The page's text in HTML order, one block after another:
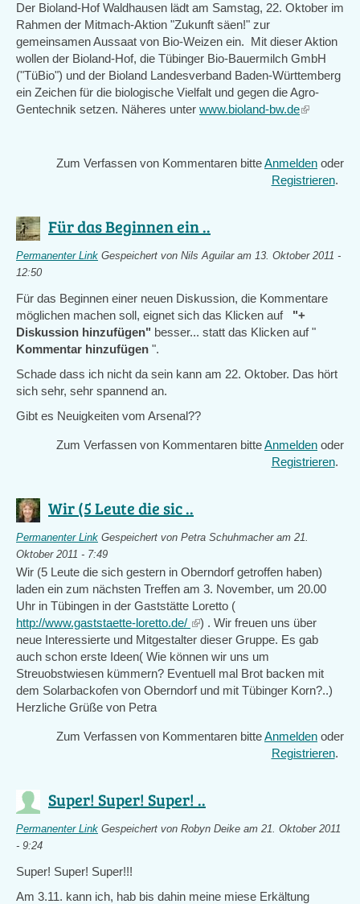
Der Bioland-Hof Waldhausen lädt am Samstag, 22. Oktober im
Rahmen der Mitmach-Aktion "Zukunft säen!" zur
gemeinsamen Aussaat von Bio-Weizen ein. Mit dieser Aktion
wollen der Bioland-Hof, die Tübinger Bio-Bauermilch GmbH
("TüBio") und der Bioland Landesverband Baden-Württemberg
ein Zeichen für die biologische Vielfalt und gegen die Agro-
Gentechnik setzen. Näheres unter www.bioland-bw.de(link
Zum Verfassen von Kommentaren bitteAnmelden oder
Registrieren.
Für das Beginnen ein ..
Permanenter Link Gespeichert von Nils Aguilaram 13. Oktober 2011 -
12:50
Für das Beginnen einer neuen Diskussion, die Kommentare
möglichen machen soll, eignet sich das Klicken auf "+
Diskussion hinzufügen" besser... statt das Klicken auf "
Kommentar hinzufügen ".
Schade dass ich nicht da sein kann am 22. Oktober. Das hört
sich sehr, sehr spannend an.
Gibt es Neuigkeiten vom Arsenal??
Zum Verfassen von Kommentaren bitteAnmelden oder
Registrieren.
Wir (5 Leute die sic ..
Permanenter Link Gespeichert von Petra Schuhmacheram 21.
Oktober 2011 - 7:49
Wir (5 Leute die sich gestern in Oberndorf getroffen haben)
laden ein zum nächsten Treffen am 3. November, um 20.00
Uhr in Tübingen in der Gaststätte Loretto (
http://www.gaststaette-loretto.de/ (link
is
external)
) . Wir freuen uns über
neue Interessierte und Mitgestalter dieser Gruppe. Es gab
auch schon erste Ideen( Wie können wir uns um
Streuobstwiesen kümmern? Eventuell mal Brot backen mit
dem Solarbackofen von Oberndorf und mit Tübinger Korn?..)
Herzliche Grüße von Petra
Zum Verfassen von Kommentaren bitteAnmelden oder
Registrieren.
Super! Super! Super! ..
Permanenter Link Gespeichert von Robyn Deike am 21. Oktober 2011
- 9:24
Super! Super! Super!!!
Am 3.11. kann ich, hab bis dahin meine miese Erkältung